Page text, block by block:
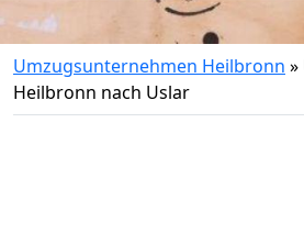
Umzugsunternehmen Heilbronn »
Heilbronn nach Uslar